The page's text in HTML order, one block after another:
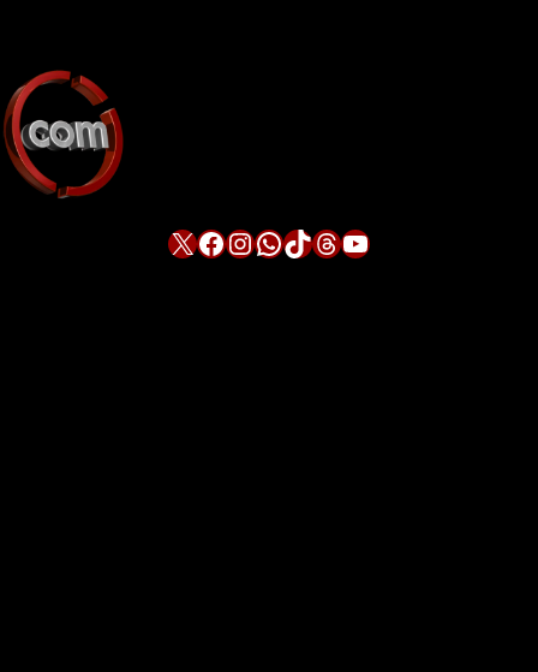
X Facebook InstagramWhatsApp TikTok Threads YouTube